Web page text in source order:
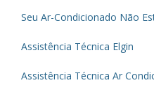
Seu Ar-Condicionado Não
Assistência Técnica Elgin
Assistência Técnica Ar